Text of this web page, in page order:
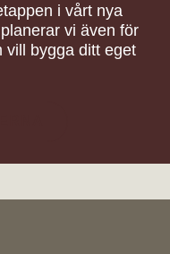
i vårt nya
vi även för
vill bygga ditt eget